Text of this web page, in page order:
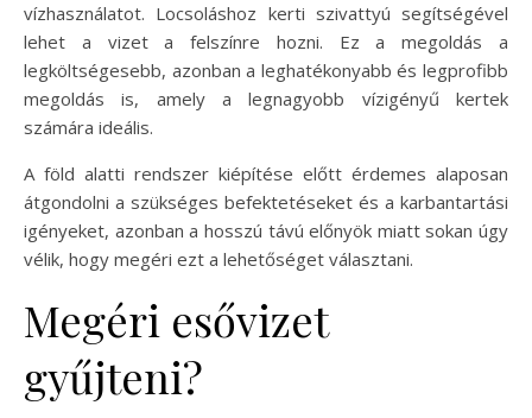
vízhasználatot. Locsoláshoz kerti szivattyú segítségével
lehet a vizet a felszínre hozni. Ez a megoldás a
legköltségesebb, azonban a leghatékonyabb és legprofibb
megoldás is, amely a legnagyobb vízigényű kertek
számára ideális.
A föld alatti rendszer kiépítése előtt érdemes alaposan
átgondolni a szükséges befektetéseket és a karbantartási
igényeket, azonban a hosszú távú előnyök miatt sokan úgy
vélik, hogy megéri ezt a lehetőséget választani.
Megéri esővizet
gyűjteni?